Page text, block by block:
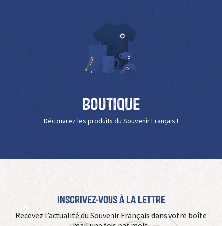
Boutique
Découvrez les produits du Souvenir Français !
Inscrivez-vous à La Lettre
Recevez l’actualité du Souvenir Français dans votre boîte